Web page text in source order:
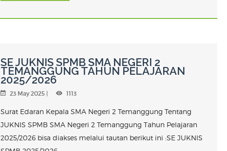
SE JUKNIS SPMB SMA NEGERI 2
TEMANGGUNG TAHUN PELAJARAN
2025/2026
23 May 2025 | 1113
Surat Edaran Kepala SMA Negeri 2 Temanggung Tentang
JUKNIS SPMB SMA Negeri 2 Temanggung Tahun Pelajaran
2025/2026 bisa diakses melalui tautan berikut ini :SE JUKNIS